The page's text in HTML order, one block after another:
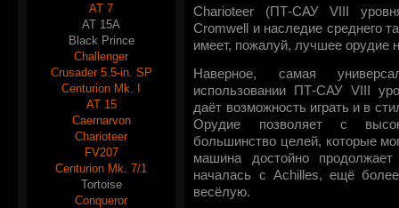
AT 7
AT 15A
Black Prince
Challenger
Crusader 5.5-in. SP
Centurion Mk. I
AT 15
Caernarvon
Charioteer
FV207
Centurion Mk. 7/1
Tortoise
Conqueror
Charioteer (ПТ-САУ VIII
Cromwell и наследие среднего
имеет, пожалуй, лучшее орудие
Наверное, самая
использовании ПТ-САУ VIII
даёт возможность играть и в
Орудие позволяет с
большинство целей, которые
машина достойно
началась с Achilles, ещё
весёлую.